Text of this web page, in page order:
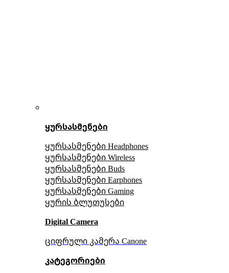
ყურსასმენები
ყურსასმენები Headphones
ყურსასმენები Wireless
ყურსასმენები Buds
ყურსასმენები Earphones
ყურსასმენები Gaming
ყურის ბლუთუსები
Digital Camera
ციფრული კამერა Сanone
კატეგორიები